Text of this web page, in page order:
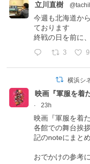
立川直樹
今週も北海道か
ております
終戦の日を前に
3 9
横浜シ
映画『軍服を着
·
23h
映画『軍服を着た
各館での舞台挨
記のnoteにまと
おでかけの参考